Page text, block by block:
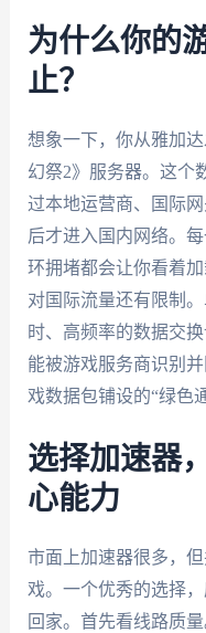
为什么你的
止？
想象一下，你从雅加
幻祭2》服务器。这个
过本地运营商、国际
后才进入国内网络。
环拥堵都会让你看着
对国际流量还有限制
时、高频率的数据交
能被游戏服务商识别
戏数据包铺设的“绿色
选择加速器
心能力
市面上加速器很多，
戏。一个优秀的选择
回家。首先看线路质